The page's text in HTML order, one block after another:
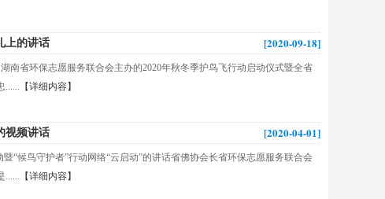
[2020-09-18]
上的讲话
南省环保志愿服务联合会主办的2020年秋冬季护鸟飞行动启动仪式暨全省
...... 【详细内容】
[2020-04-01]
视频讲话
“候鸟守护者”行动网络“云启动”的讲话省佛协会长省环保志愿服务联合会
...... 【详细内容】